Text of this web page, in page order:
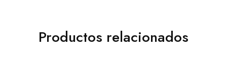
Productos relacionados